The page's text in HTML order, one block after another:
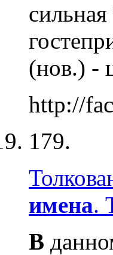
(нов.) -
http://
179.
имена.
В